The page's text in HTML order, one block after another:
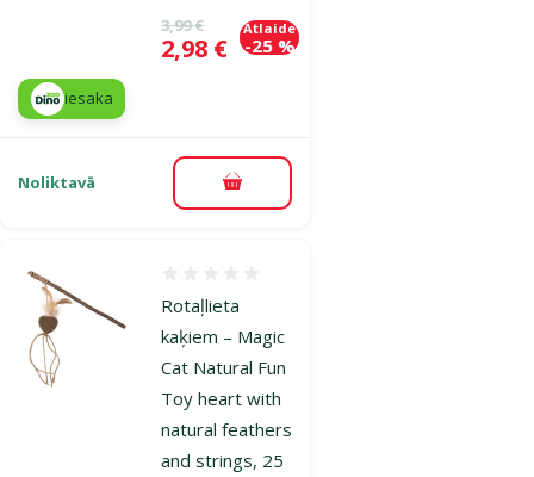
Oriģinālā cena
3,99 €
Cena
2,98 €
Atlaide
-25 %
iesaka
Noliktavā Pievienot grozam
Rotaļlieta
kaķiem – Magic
Cat Natural Fun
Toy heart with
natural feathers
and strings, 25